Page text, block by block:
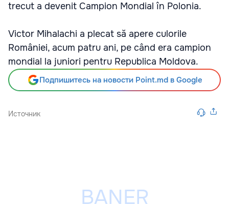
trecut a devenit Campion Mondial în Polonia.
Victor Mihalachi a plecat să apere culorile
României, acum patru ani, pe când era campion
mondial la juniori pentru Republica Moldova.
Подпишитесь на новости Point.md в Google
Источник